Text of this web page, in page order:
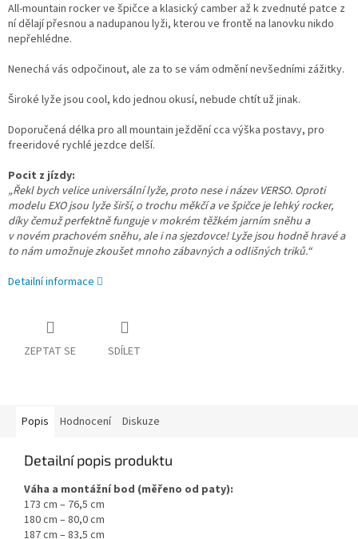
All-mountain rocker ve špičce a klasický camber až k zvednuté patce z
ní dělají přesnou a nadupanou lyži, kterou ve frontě na lanovku nikdo
nepřehlédne.
Nenechá vás odpočinout, ale za to se vám odmění nevšedními zážitky.
Široké lyže jsou cool, kdo jednou okusí, nebude chtít už jinak.
Doporučená délka pro all mountain ježdění cca výška postavy, pro
freeridové rychlé jezdce delší.
Pocit z jízdy:
„Řekl bych velice universální lyže, proto nese i název VERSO. Oproti
modelu EXO jsou lyže širší, o trochu měkčí a ve špičce je lehký rocker,
díky čemuž perfektně funguje v mokrém těžkém jarním sněhu a
v novém prachovém sněhu, ale i na sjezdovce! Lyže jsou hodně hravé a
to nám umožnuje zkoušet mnoho zábavných a odlišných triků.“
Detailní informace
ZEPTAT SE SDÍLET
Popis Hodnocení Diskuze
Detailní popis produktu
Váha a montážní bod (měřeno od paty):
173 cm – 76,5 cm
180 cm – 80,0 cm
187 cm – 83,5 cm